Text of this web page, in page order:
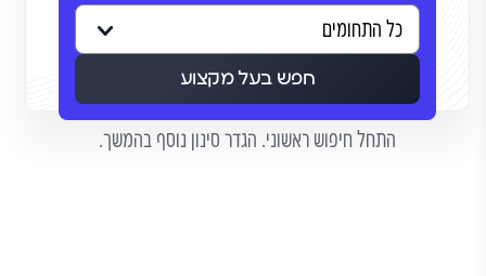
חפש בעל מקצוע
התחל חיפוש ראשוני. הגדר סינון נוסף בהמשך.